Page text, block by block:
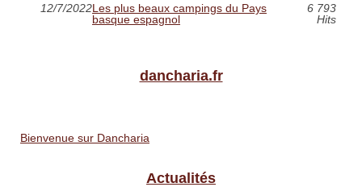
12/7/2022Les plus beaux campings du Pays
basque espagnol
6 793
Hits
dancharia.fr
Bienvenue sur Dancharia
Actualités